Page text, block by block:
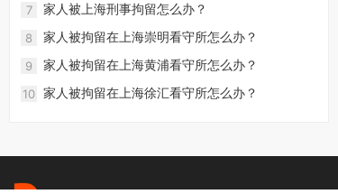
7 家人被上海刑事拘留怎么办？
8 家人被拘留在上海崇明看守所怎么办？
9 家人被拘留在上海黄浦看守所怎么办？
10 家人被拘留在上海徐汇看守所怎么办？